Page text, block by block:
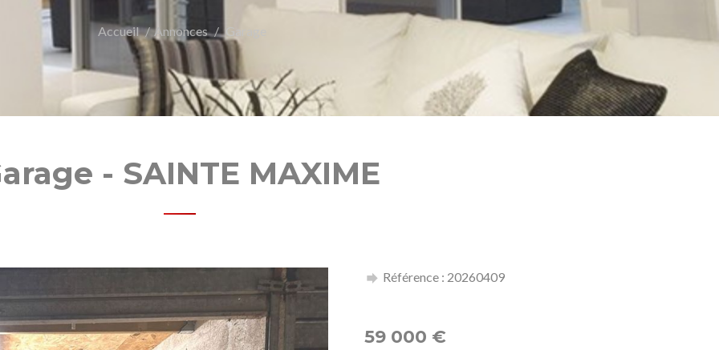
Accueil Annonces Garage
- SAINTE MAXIME
Référence : 20260409
59 000 €